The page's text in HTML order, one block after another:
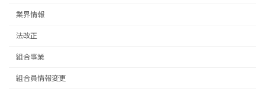
業界情報
法改正
組合事業
組合員情報変更